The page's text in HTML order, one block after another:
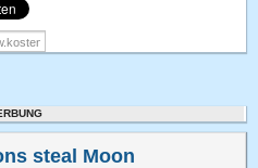
steal Moon